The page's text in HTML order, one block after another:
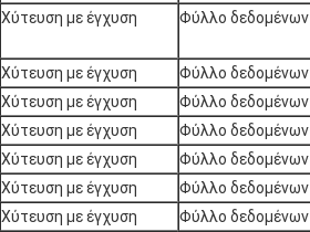
Χύτευση με έγχυση Φύλλο δεδομένων
Χύτευση με έγχυση
Φύλλο δεδομένων
Χύτευση με έγχυση
Φύλλο δεδομένων
Χύτευση με έγχυση
Φύλλο δεδομένων
Χύτευση με έγχυση
Φύλλο δεδομένων
Χύτευση με έγχυση
Φύλλο δεδομένων
Χύτευση με έγχυση Φύλλο δεδομένων